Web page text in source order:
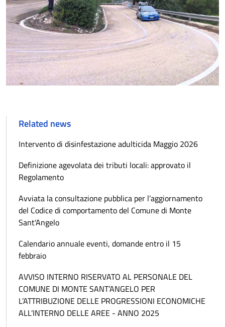
Related news
Intervento di disinfestazione adulticida Maggio 2026
Definizione agevolata dei tributi locali: approvato il
Regolamento
Avviata la consultazione pubblica per l’aggiornamento
del Codice di comportamento del Comune di Monte
Sant'Angelo
Calendario annuale eventi, domande entro il 15
febbraio
AVVISO INTERNO RISERVATO AL PERSONALE DEL
COMUNE DI MONTE SANT’ANGELO PER
L’ATTRIBUZIONE DELLE PROGRESSIONI ECONOMICHE
ALL’INTERNO DELLE AREE - ANNO 2025